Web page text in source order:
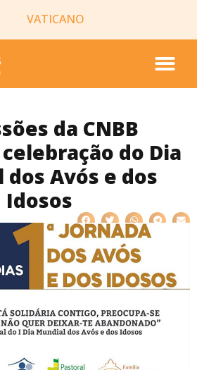
VATICANO
da CNBB
do Dia
Avós e dos
Idosos